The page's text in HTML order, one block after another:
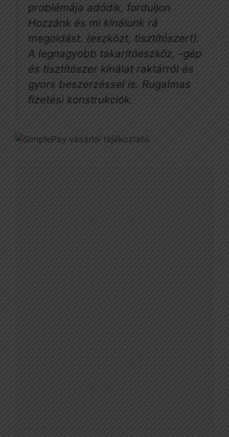
problémája adódik, forduljon
Hozzánk és mi kínálunk rá
megoldást. (eszközt, tisztítószert).
A legnagyobb takarítóeszköz, -gép
és tisztítószer kínálat raktárról és
gyors beszerzéssel is. Rugalmas
fizetési konstrukciók.